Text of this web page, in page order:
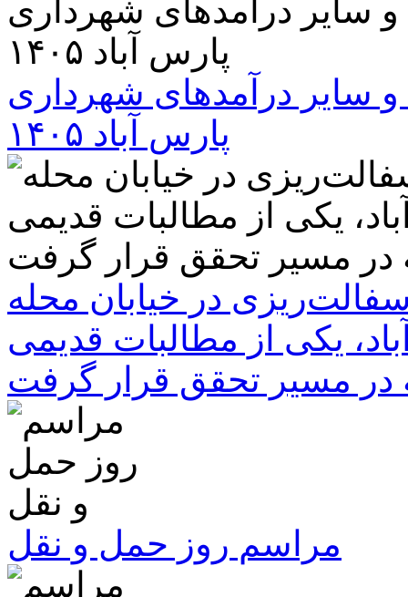
سایر درآمدهای شهرداری
پارس آباد ۱۴۰۵
در خیابان محله
یکی از مطالبات قدیمی
در مسیر تحقق قرار گرفت
مراسم روز حمل و نقل